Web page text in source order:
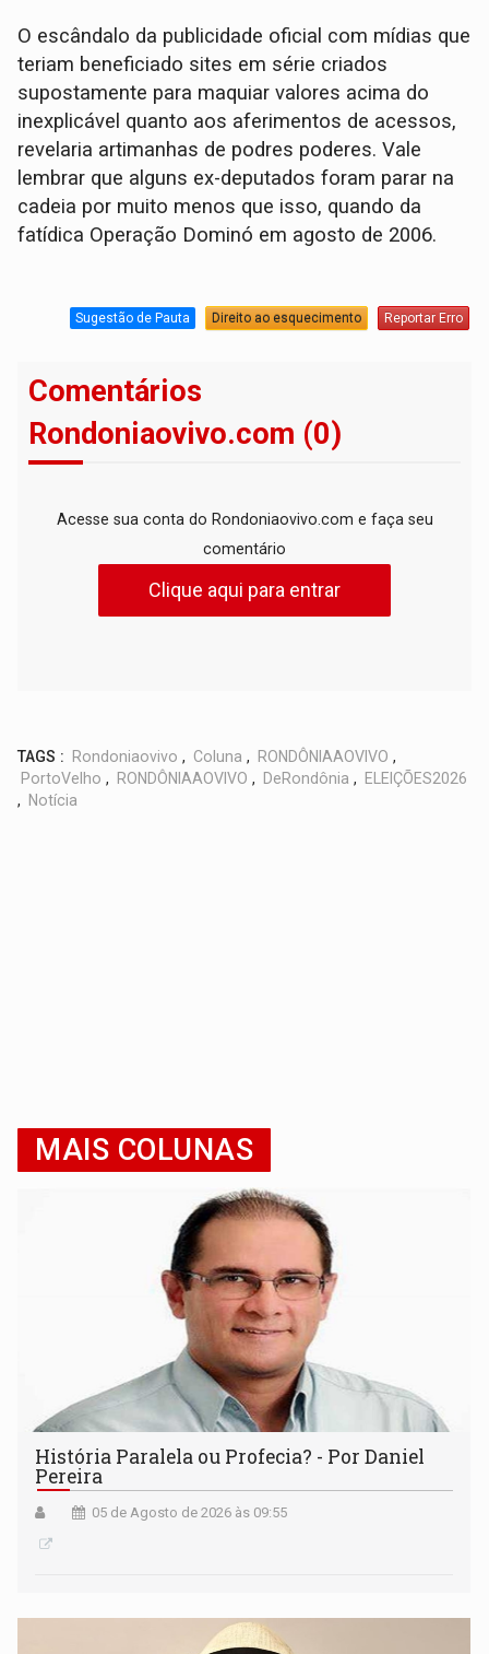
O escândalo da publicidade oficial com mídias que
teriam beneficiado sites em série criados
supostamente para maquiar valores acima do
inexplicável quanto aos aferimentos de acessos,
revelaria artimanhas de podres poderes. Vale
lembrar que alguns ex-deputados foram parar na
cadeia por muito menos que isso, quando da
fatídica Operação Dominó em agosto de 2006.
Sugestão de Pauta Direito ao esquecimento Reportar Erro
Comentários
Rondoniaovivo.com (0)
Acesse sua conta do Rondoniaovivo.com e faça seu
comentário
Clique aqui para entrar
TAGS : Rondoniaovivo , Coluna , RONDÔNIAAOVIVO ,
PortoVelho , RONDÔNIAAOVIVO , DeRondônia ,
ELEIÇÕES2026
,
Notícia
MAIS COLUNAS
História Paralela ou Profecia? - Por Daniel
Pereira
05 de Agosto de 2026 às 09:55